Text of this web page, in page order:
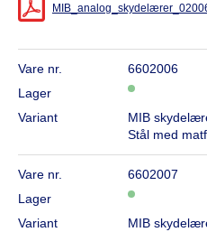
Vare nr.
6602006
Lager
Variant
MIB
Stål med
Vare nr.
6602007
Lager
Variant
MIB